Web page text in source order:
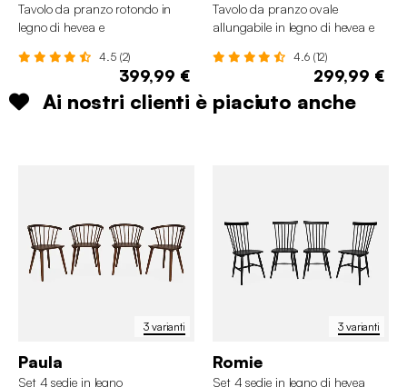
Tavolo da pranzo rotondo in
legno di hevea e
posti
4.5 (2)
399,99 €
Tavolo da pranzo ovale
allungabile in legno di hevea e
posti
4.6 (12)
299,99 €
Ai nostri clienti è piaciuto anche
3 varianti
Paula
Set 4 sedie in legno
3 varianti
Romie
Set 4 sedie in legno di hevea